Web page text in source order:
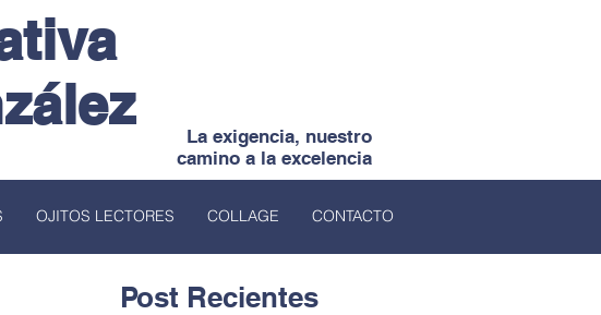
La exigencia, nuestro
camino a la excelencia
OJITOS LECTORES COLLAGE CONTACTO
Post Recientes